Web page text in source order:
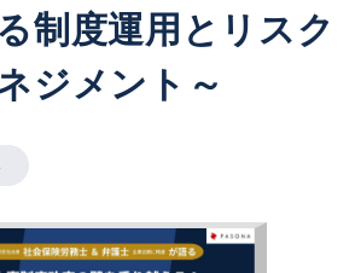
制度運用とリスク
ジメント～